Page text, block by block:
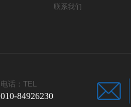
联系我们
电话：TEL
010-84926230